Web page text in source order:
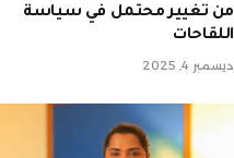
من تغيير محتمل في سياسة
اللقاحات
ديسمبر 4, 2025